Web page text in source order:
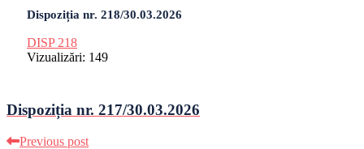
Dispoziția nr. 218/30.03.2026
DISP 218
Vizualizări: 149
Dispoziția nr. 217/30.03.2026
Previous post